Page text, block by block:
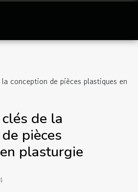
conception de pièces plastiques en
de la
pièces
plasturgie